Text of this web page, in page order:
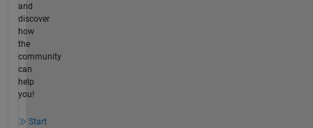
and
discover
how
the
community
can
help
you!
Start